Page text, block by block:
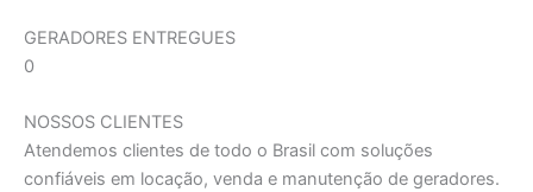
GERADORES ENTREGUES
0
NOSSOS CLIENTES
Atendemos clientes de todo o Brasil com soluções
confiáveis em locação, venda e manutenção de geradores.